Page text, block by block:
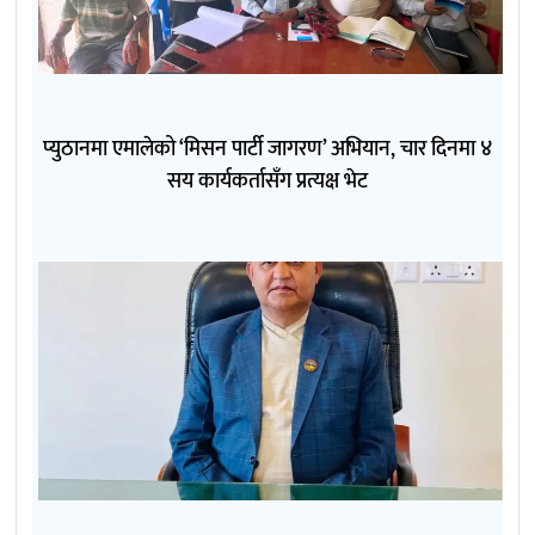
प्युठानमा एमालेको ‘मिसन पार्टी जागरण’ अभियान, चार दिनमा ४
सय कार्यकर्तासँग प्रत्यक्ष भेट